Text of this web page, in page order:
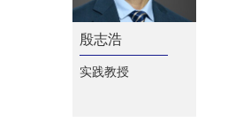
殷志浩
实践教授